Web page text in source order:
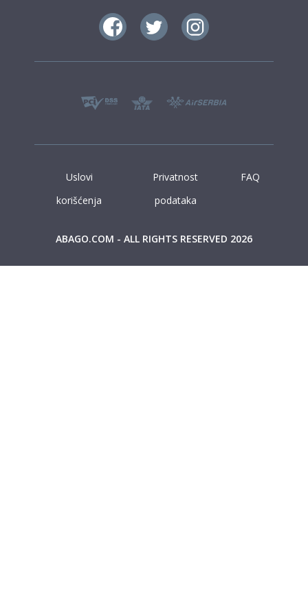
Uslovi
korišćenja
Privatnost
podataka
FAQ
ABAGO.COM - ALL RIGHTS RESERVED 2026